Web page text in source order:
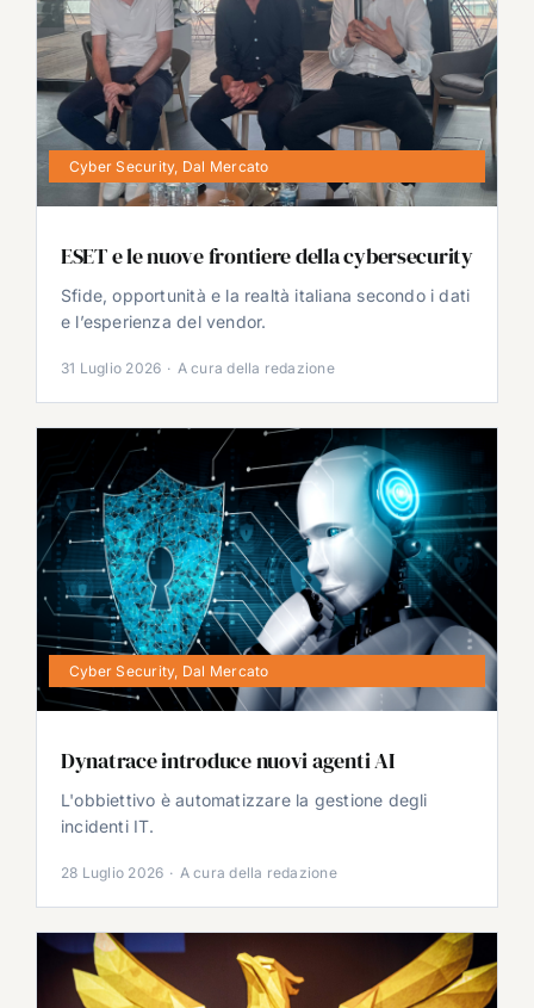
Cyber Security, Dal Mercato
ESET e le nuove frontiere della cybersecurity
Sfide, opportunità e la realtà italiana secondo i dati
e l’esperienza del vendor.
31 Luglio 2026 · A cura della redazione
Cyber Security, Dal Mercato
Dynatrace introduce nuovi agenti AI
L'obbiettivo è automatizzare la gestione degli
incidenti IT.
28 Luglio 2026 · A cura della redazione